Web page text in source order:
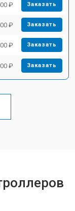
₽ Заказать
₽ Заказать
₽ Заказать
₽ Заказать